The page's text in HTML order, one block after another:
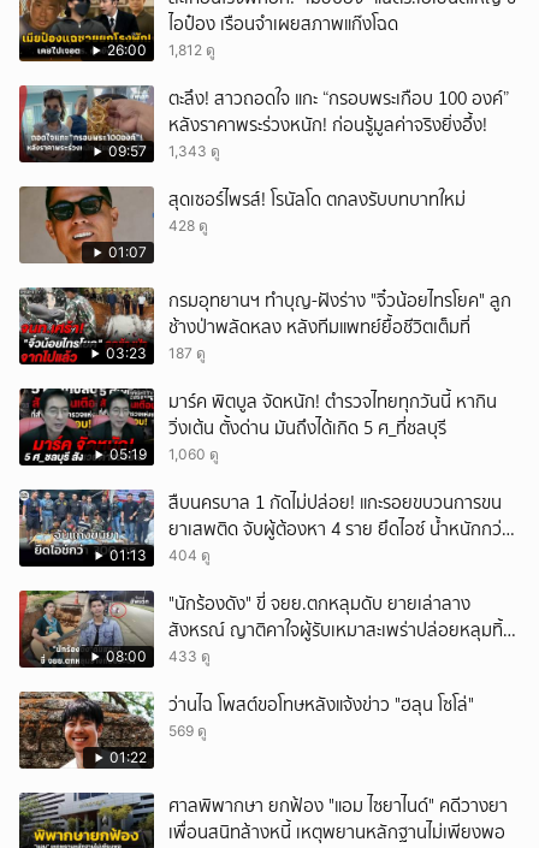
26:00
ไอป๋อง เรือนจำเผยสภาพแก๊งโฉด
1,812 ดู
09:57
ตะลึง! สาวถอดใจ แกะ “กรอบพระเกือบ 100 องค์”
หลังราคาพระร่วงหนัก! ก่อนรู้มูลค่าจริงยิ่งอึ้ง!
1,343 ดู
01:07
สุดเซอร์ไพรส์! โรนัลโด ตกลงรับบทบาทใหม่
428 ดู
03:23
กรมอุทยานฯ ทำบุญ-ฝังร่าง "จิ๋วน้อยไทรโยค" ลูก
ช้างป่าพลัดหลง หลังทีมแพทย์ยื้อชีวิตเต็มที่
187 ดู
05:19
มาร์ค พิตบูล จัดหนัก! ตำรวจไทยทุกวันนี้ หากิน
วิ่งเต้น ตั้งด่าน มันถึงได้เกิด 5 ศ_ที่ชลบุรี
1,060 ดู
01:13
สืบนครบาล 1 กัดไม่ปล่อย! แกะรอยขบวนการขน
ยาเสพติด จับผู้ต้องหา 4 ราย ยึดไอซ์ น้ำหนักกว่า
300 กก. ก่อนเข้ากลางกรุง
404 ดู
08:00
"นักร้องดัง" ขี่ จยย.ตกหลุมดับ ยายเล่าลาง
สังหรณ์ ญาติคาใจผู้รับเหมาสะเพร่าปล่อยหลุมทิ้ง
ไว้ 3 เดือน เพิ่งปิดหลังเกิดเหตุ
433 ดู
01:22
ว่านไฉ โพสต์ขอโทษหลังแจ้งข่าว "ฮลุน โซโล่"
569 ดู
ศาลพิพากษา ยกฟ้อง "แอม ไซยาไนด์" คดีวางยา
เพื่อนสนิทล้างหนี้ เหตุพยานหลักฐานไม่เพียงพอ
ยกเลิก